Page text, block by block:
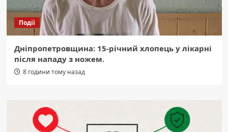
Події
Дніпропетровщина: 15-річний хлопець у лікарні
після нападу з ножем.
8 години тому назад